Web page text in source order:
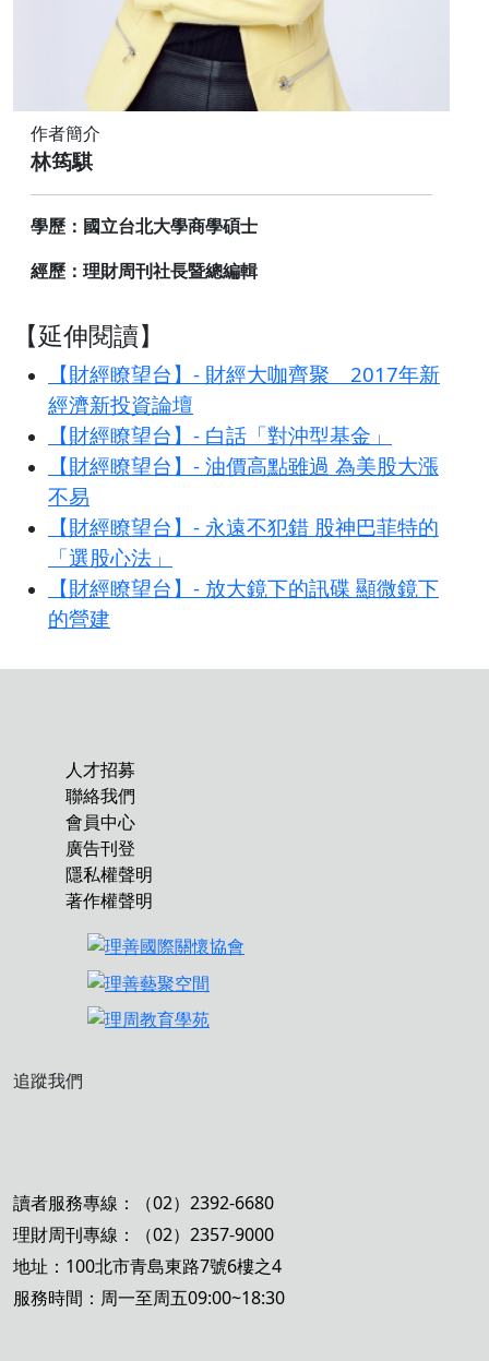
作者簡介
林筠騏
學歷：國立台北大學商學碩士
經歷：理財周刊社長暨總編輯
【延伸閱讀】
【財經瞭望台】- 財經大咖齊聚 2017年新
經濟新投資論壇
【財經瞭望台】- 白話「對沖型基金」
【財經瞭望台】- 油價高點雖過 為美股大漲
不易
【財經瞭望台】- 永遠不犯錯 股神巴菲特的
「選股心法」
【財經瞭望台】- 放大鏡下的訊碟 顯微鏡下
的營建
人才招募
聯絡我們
會員中心
廣告刊登
隱私權聲明
著作權聲明
追蹤我們
讀者服務專線：（02）2392-6680
理財周刊專線：（02）2357-9000
地址：100北市青島東路7號6樓之4
服務時間：周一至周五09:00~18:30